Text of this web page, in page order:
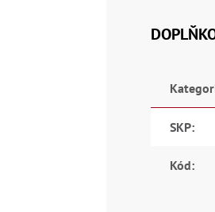
SKP:
Kód: